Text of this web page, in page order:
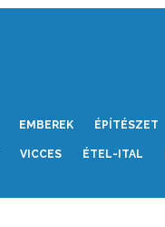
EMBEREK ÉPÍTÉSZET
VICCES ÉTEL-ITAL